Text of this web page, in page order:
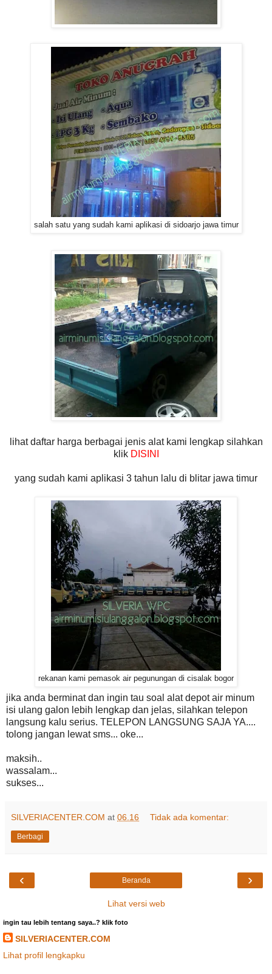
salah satu yang sudah kami aplikasi di sidoarjo jawa timur
lihat daftar harga berbagai jenis alat kami lengkap silahkan
klik DISINI
yang sudah kami aplikasi 3 tahun lalu di blitar jawa timur
rekanan kami pemasok air pegunungan di cisalak bogor
jika anda berminat dan ingin tau soal alat depot air minum
isi ulang galon lebih lengkap dan jelas, silahkan telepon
langsung kalu serius. TELEPON LANGSUNG SAJA YA....
tolong jangan lewat sms... oke...
maksih..
wassalam...
sukses...
SILVERIACENTER.COM at 06.16 Tidak ada komentar:
Berbagi
‹ ›
Beranda
Lihat versi web
ingin tau lebih tentang saya..? klik foto
SILVERIACENTER.COM
Lihat profil lengkapku